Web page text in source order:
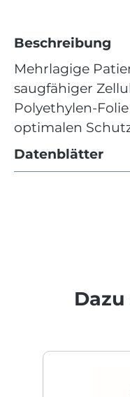
Beschreibung
Mehrlagige
saugfähiger
Polyethylen-
optimalen
Datenblätter